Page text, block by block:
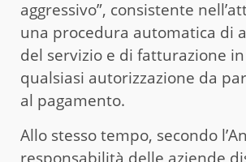
aggressivo”, consistente
una procedura automatica di
del servizio e di fatturazione
qualsiasi autorizzazione da
al pagamento.
Allo stesso tempo, secondo